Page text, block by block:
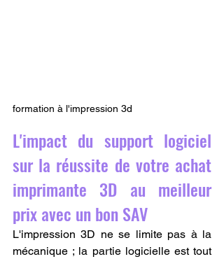
formation à l'impression 3d
L'impact du support logiciel
sur la réussite de votre achat
imprimante 3D au meilleur
prix avec un bon SAV
L'impression 3D ne se limite pas à la
mécanique ; la partie logicielle est tout